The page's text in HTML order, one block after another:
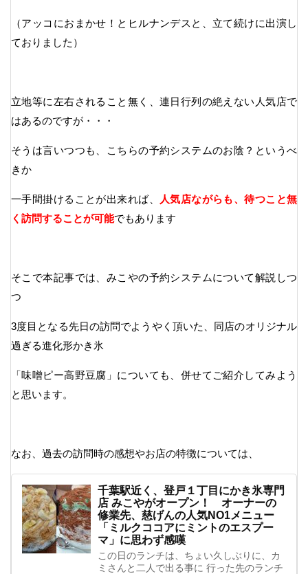
（アッコにおまかせ！とヒルナンデスと、立て続けに出演し
ておりました）
立地等に左右されること無く、連日行列の絶えない人気店で
はあるのですが・・・
そうは言いつつも、こちらの予約システムのお陰？というべ
きか
一手間掛けることが出来れば、
人気店ながらも、待つこと無
く訪問することが可能でもあります
そこで本記事では、みこやの予約システムについて解説しつ
つ
3度目となる先日の訪問でようやく頂いた、同店のオリジナル
過ぎる進化形かき氷
「味噌ピー高野豆腐」についても、併せてご紹介してみよう
と思います。
なお、過去の訪問時の感想やお店の特徴については、
千葉駅近く、登戸１丁目にかき氷専門
店 みこやがオープン！ オーナーの
修業先、慈げんの人気NO1メニュー
「ミルクココアにミントのエスプー
マ」に思わず感嘆
この日のランチは、ちょい久しぶりに、カ
ミさんと二人で出る事に 行った先のランチ